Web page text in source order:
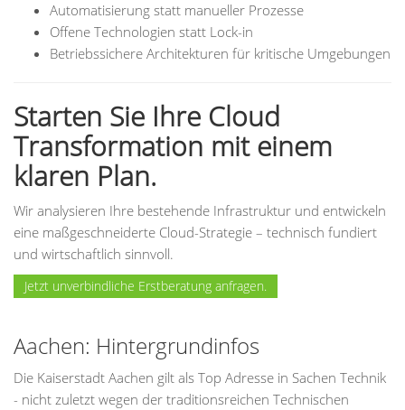
Automatisierung statt manueller Prozesse
Offene Technologien statt Lock-in
Betriebssichere Architekturen für kritische Umgebungen
Starten Sie Ihre Cloud
Transformation mit einem
klaren Plan.
Wir analysieren Ihre bestehende Infrastruktur und entwickeln
eine maßgeschneiderte Cloud-Strategie – technisch fundiert
und wirtschaftlich sinnvoll.
Jetzt unverbindliche Erstberatung anfragen.
Aachen: Hintergrundinfos
Die Kaiserstadt Aachen gilt als Top Adresse in Sachen Technik
- nicht zuletzt wegen der traditionsreichen Technischen